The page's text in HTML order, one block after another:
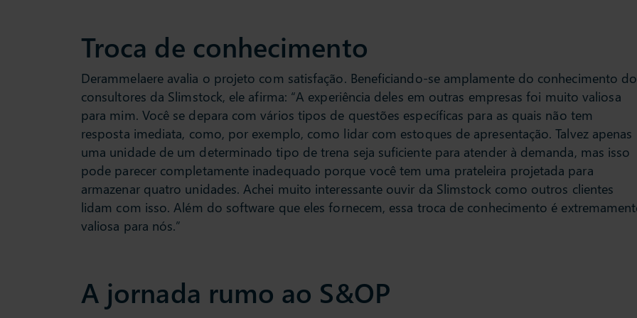
Troca de conhecimento
Derammelaere avalia o projeto com satisfação. Beneficiando-se amplamente do conhecimento
consultores da Slimstock, ele afirma: “A experiência deles em outras empresas foi muito valiosa
para mim. Você se depara com vários tipos de questões específicas para as quais não tem
resposta imediata, como, por exemplo, como lidar com estoques de apresentação. Talvez apenas
uma unidade de um determinado tipo de trena seja suficiente para atender à demanda, mas isso
pode parecer completamente inadequado porque você tem uma prateleira projetada para
armazenar quatro unidades. Achei muito interessante ouvir da Slimstock como outros clientes
lidam com isso. Além do software que eles fornecem, essa troca de conhecimento é
valiosa para nós.”
A jornada rumo ao S&OP